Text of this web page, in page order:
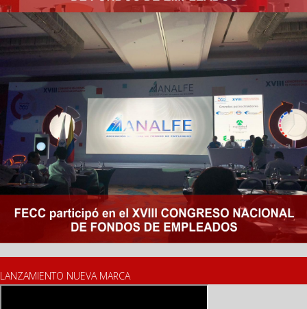
LANZAMIENTO NUEVA MARCA